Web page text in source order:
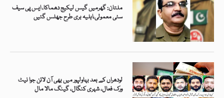
ملتان: گھرمیں گیس لیکیج دھماکا، ایس پی سیف
سٹی معمولی،اہلیہ بری طرح جھلس گئیں
لودھراں کے بعد بہاولپور میں بھی آن لائن جوا نیٹ
ورک فعال، شہری کنگال، گینگ مالا مال